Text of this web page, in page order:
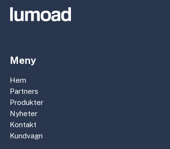
Meny
Hem
Partners
Produkter
Nyheter
Kontakt
Kundvagn